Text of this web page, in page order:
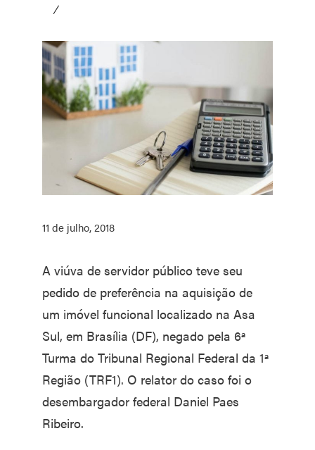
/
11 de julho, 2018
A viúva de servidor público teve seu
pedido de preferência na aquisição de
um imóvel funcional localizado na Asa
Sul, em Brasília (DF), negado pela 6ª
Turma do Tribunal Regional Federal da 1ª
Região (TRF1). O relator do caso foi o
desembargador federal Daniel Paes
Ribeiro.